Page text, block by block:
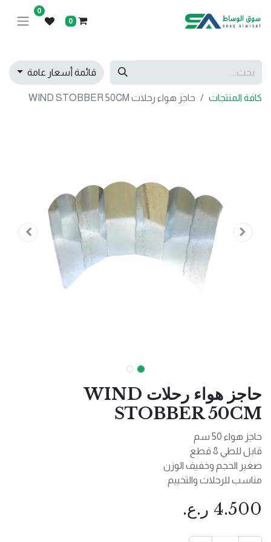
0
0
قائمة أسعار عامة
كافة المنتجات حاجز هواء رحلات WIND STOBBER 50CM
حاجز هواء رحلات WIND
STOBBER 50CM
حاجز هواء 50 سم
قابل للطي 8 قطع
صغير الحجم وخفيف الوزن
مناسب للرحلات والتخييم
4.500 ر.ع.